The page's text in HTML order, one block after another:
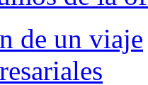
de un viaje